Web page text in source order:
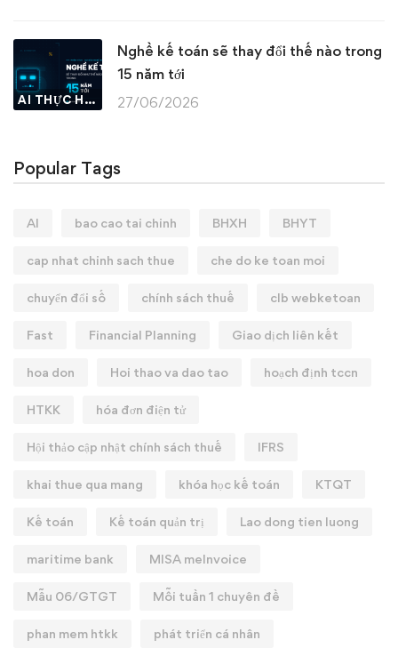
AI THỰC HÀNH
Nghề kế toán sẽ thay đổi thế nào trong
15 năm tới
27/06/2026
Popular Tags
AI bao cao tai chinh BHXH BHYT
cap nhat chinh sach thue che do ke toan moi
chuyển đổi số chính sách thuế clb webketoan
Fast Financial Planning Giao dịch liên kết
hoa don Hoi thao va dao tao hoạch định tccn
HTKK hóa đơn điện tử
Hội thảo cập nhật chính sách thuế IFRS
khai thue qua mang khóa học kế toán KTQT
Kế toán Kế toán quản trị Lao dong tien luong
maritime bank MISA meInvoice
Mẫu 06/GTGT Mỗi tuần 1 chuyên đề
phan mem htkk phát triển cá nhân